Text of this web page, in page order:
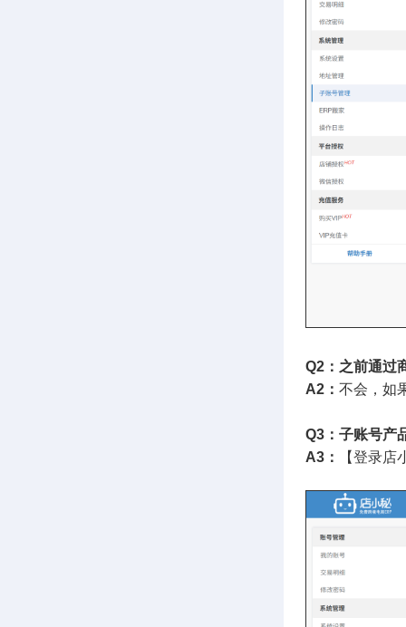
Q2：之前通过
A2： 不会，如
Q3：子账号产
A3：
【登录